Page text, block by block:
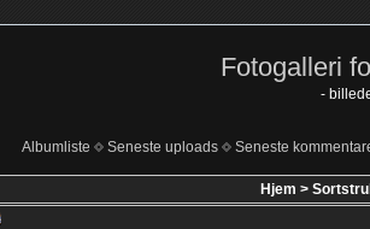
Fotogalleri
-
Albumliste Seneste uploads Seneste
Hjem >